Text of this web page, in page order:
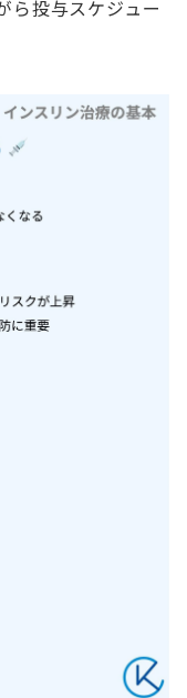
ら投与スケジュー